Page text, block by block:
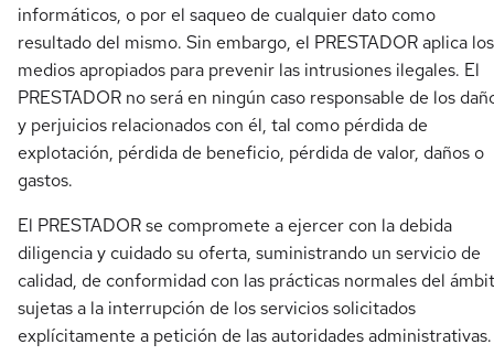
informáticos, o por el saqueo de cualquier dato como
resultado del mismo. Sin embargo, el PRESTADOR aplica los
medios apropiados para prevenir las intrusiones ilegales. El
PRESTADOR no será en ningún caso responsable de los
y perjuicios relacionados con él, tal como pérdida de
explotación, pérdida de beneficio, pérdida de valor, daños o
gastos.
El PRESTADOR se compromete a ejercer con la debida
diligencia y cuidado su oferta, suministrando un servicio de
calidad, de conformidad con las prácticas normales del
sujetas a la interrupción de los servicios solicitados
explícitamente a petición de las autoridades administrativas.